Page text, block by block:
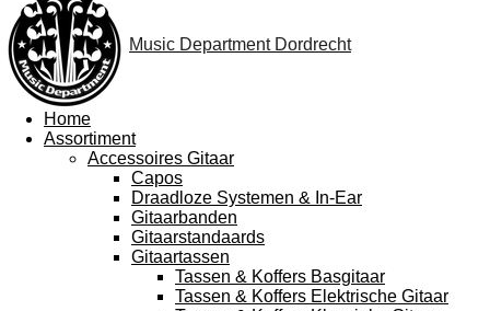
Music Department Dordrecht
Home
Assortiment
Accessoires Gitaar
Capos
Draadloze Systemen & In-Ear
Gitaarbanden
Gitaarstandaards
Gitaartassen
Tassen & Koffers Basgitaar
Tassen & Koffers Elektrische Gitaar